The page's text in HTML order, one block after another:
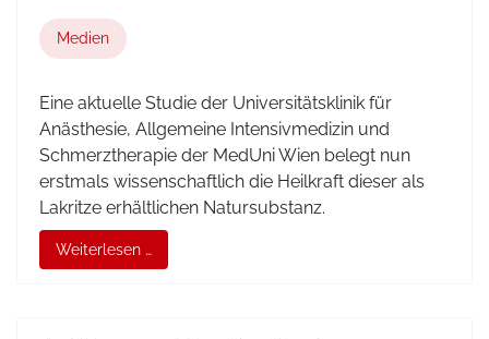
Medien
Eine aktuelle Studie der Universitätsklinik für
Anästhesie, Allgemeine Intensivmedizin und
Schmerztherapie der MedUni Wien belegt nun
erstmals wissenschaftlich die Heilkraft dieser als
Lakritze erhältlichen Natursubstanz.
Weiterlesen …